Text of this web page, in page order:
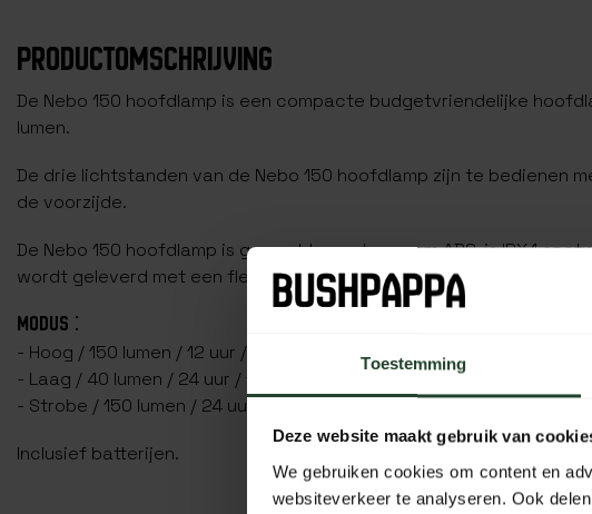
Toestemming
Deze website maakt gebruik van
We gebruiken cookies om content en
websiteverkeer te analyseren. Ook
PRODUCTOMSCHRIJVING
De Nebo 150 hoofdlamp is een compacte budgetvriendelijke
lumen.
De drie lichtstanden van de Nebo 150 hoofdlamp zijn te bedienen
de voorzijde.
De Nebo 150 hoofdlamp is gemaakt van duurzaam ABS, is IPX4
wordt geleverd met een flexibele verstelbare hoofdband.
MODUS :
- Hoog / 150 lumen / 12 uur / 19 meter
- Laag / 40 lumen / 24 uur / 10 meter
- Strobe / 150 lumen / 24 uur / 19 meter
Inclusief batterijen.